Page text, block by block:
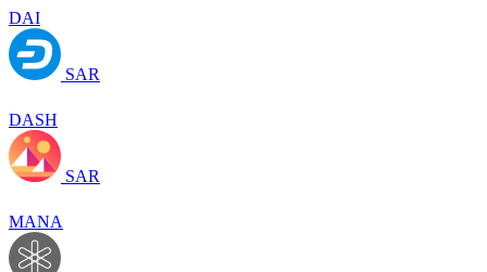
DAI
SAR
DASH
SAR
MANA